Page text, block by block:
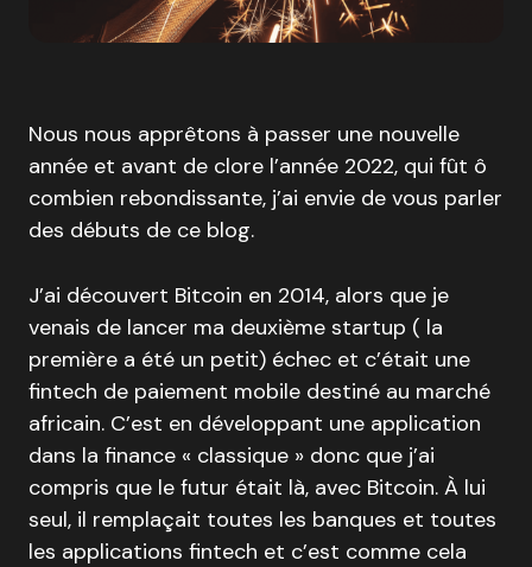
Nous nous apprêtons à passer une nouvelle
année et avant de clore l’année 2022, qui fût ô
combien rebondissante, j’ai envie de vous parler
des débuts de ce blog.
J’ai découvert Bitcoin en 2014, alors que je
venais de lancer ma deuxième startup ( la
première a été un petit) échec et c’était une
fintech de paiement mobile destiné au marché
africain. C’est en développant une application
dans la finance « classique » donc que j’ai
compris que le futur était là, avec Bitcoin. À lui
seul, il remplaçait toutes les banques et toutes
les applications fintech et c’est comme cela